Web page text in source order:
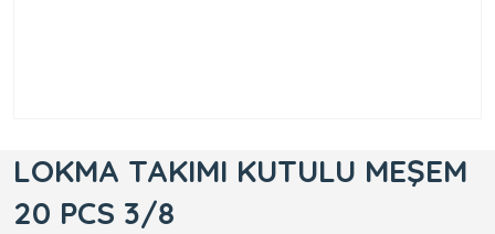
LOKMA TAKIMI KUTULU MEŞEM
20 PCS 3/8